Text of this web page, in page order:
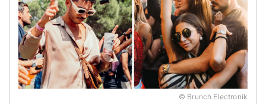
© Brunch Electronik